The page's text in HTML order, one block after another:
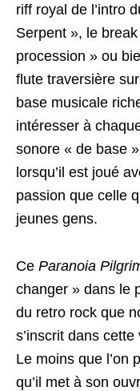
riff royal de l’intro
Serpent », le
procession » ou
flute traversière
base musicale
intéresser à
sonore « de base
lorsqu’il est joué
passion que celle
jeunes gens.
Ce Paranoia
changer » dans le
du retro rock que
s’inscrit dans
Le moins que l’on
qu’il met à son